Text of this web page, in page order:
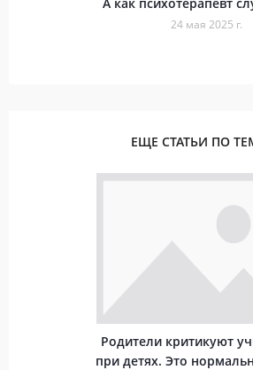
24 мая 2025 г.
ЕЩЕ СТАТЬИ ПО
Родители критикуют
при детях. Это